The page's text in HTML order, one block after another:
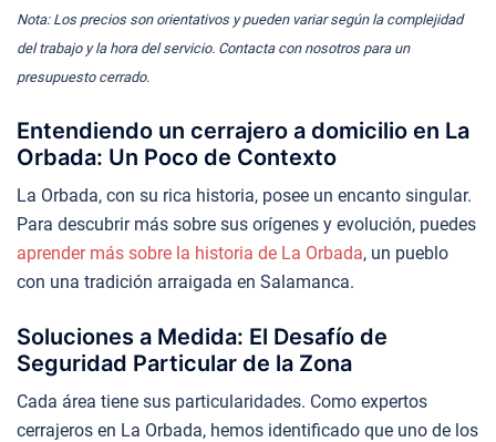
Nota: Los precios son orientativos y pueden variar según la complejidad
del trabajo y la hora del servicio. Contacta con nosotros para un
presupuesto cerrado.
Entendiendo un cerrajero a domicilio en La
Orbada: Un Poco de Contexto
La Orbada, con su rica historia, posee un encanto singular.
Para descubrir más sobre sus orígenes y evolución, puedes
aprender más sobre la historia de La Orbada, un pueblo
con una tradición arraigada en Salamanca.
Soluciones a Medida: El Desafío de
Seguridad Particular de la Zona
Cada área tiene sus particularidades. Como expertos
cerrajeros en La Orbada, hemos identificado que uno de los